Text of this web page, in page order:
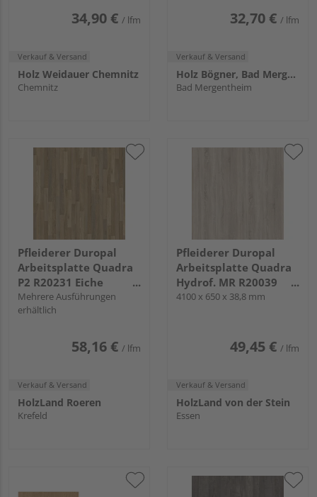
34,90 € / lfm
Verkauf & Versand
Holz Weidauer Chemnitz
Chemnitz
32,70 € / lfm
Verkauf & Versand
Holz Bögner, Bad Mergentheim
Bad Mergentheim
Pfleiderer Duropal
Arbeitsplatte Quadra
P2 R20231 Eiche
Torino, FG, VS Folie
Mehrere Ausführungen
erhältlich
58,16 € / lfm
Verkauf & Versand
HolzLand Roeren
Krefeld
Pfleiderer Duropal
Arbeitsplatte Quadra
Hydrof. MR R20039
Sonoma Eiche grau, RT
4100 x 650 x 38,8 mm
49,45 € / lfm
Verkauf & Versand
HolzLand von der Stein
Essen